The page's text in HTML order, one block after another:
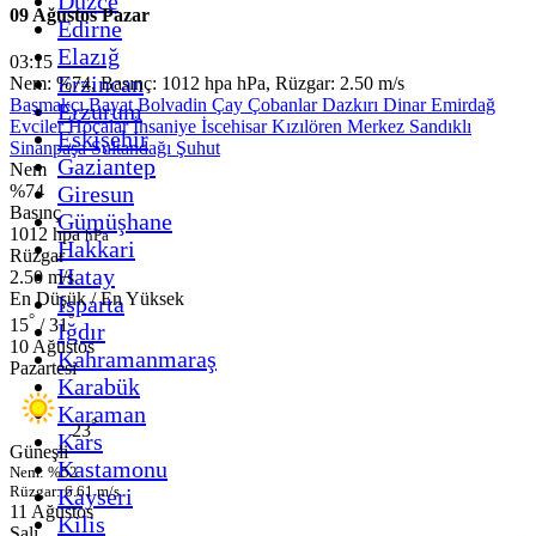
Edirne
Elazığ
Erzincan
Erzurum
Eskişehir
Gaziantep
Giresun
Gümüşhane
Hakkari
Hatay
Isparta
Iğdır
Kahramanmaraş
Karabük
Karaman
Kars
Kastamonu
Kayseri
Kilis
09 Ağustos Pazar
03:15
Nem: %74, Basınç: 1012 hpa hPa, Rüzgar: 2.50 m/s
BaşmakçıBayatBolvadin Çay ÇobanlarDazkırı DinarEmirdağ
EvcilerHocalarİhsaniye İscehisarKızılören Merkez Sandıklı
SinanpaşaSultandağı Şuhut
Nem
%74
Basınç
1012 hpahPa
Rüzgar
2.50 m/s
En Düşük / En Yüksek
15°/ 31 °
10 Ağustos
Pazartesi
23°
Güneşli
Nem: %52
Rüzgar: 6.61 m/s
11 Ağustos